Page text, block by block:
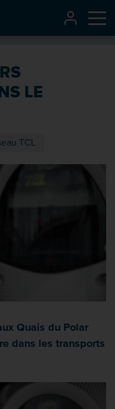
LE
TCL
Quais du Polar
dans les transports